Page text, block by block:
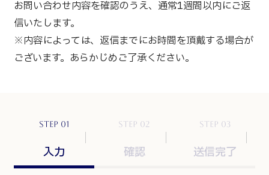
お問い合わせ内容を確認のうえ、通常1週間以内にご返
信いたします。
※内容によっては、返信までにお時間を頂戴する場合が
ございます。あらかじめご了承ください。
step 01
入力
step 02
確認
step 03
送信完了